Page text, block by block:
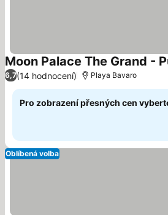
Moon Palace The Grand -
6,7(14 hodnocení) Playa Bavaro
Pro zobrazení přesných cen
Oblíbená volba